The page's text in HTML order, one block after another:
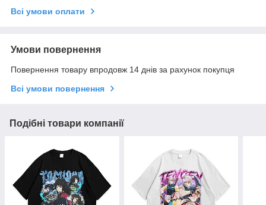
Всі умови оплати
Умови повернення
Повернення товару впродовж 14 днів за рахунок покупця
Всі умови повернення
Подібні товари компанії